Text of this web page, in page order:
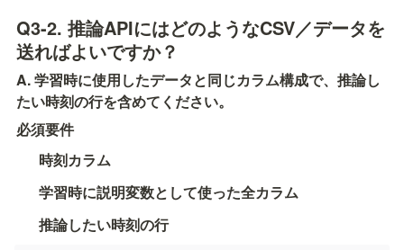
Q3-2. 推論APIにはどのようなCSV／データを
送ればよいですか？
A. 学習時に使用したデータと同じカラム構成で、推論し
たい時刻の行を含めてください。
必須要件
時刻カラム
学習時に説明変数として使った全カラム
推論したい時刻の行